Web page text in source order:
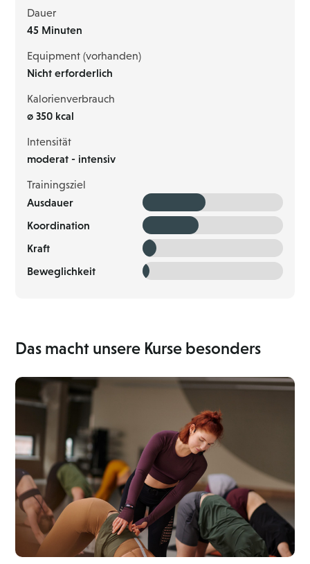
Dauer
45 Minuten
Equipment (vorhanden)
Nicht erforderlich
Kalorienverbrauch
ø 350 kcal
Intensität
moderat - intensiv
Trainingsziel
Ausdauer
Koordination
Kraft
Beweglichkeit
Das macht unsere Kurse besonders